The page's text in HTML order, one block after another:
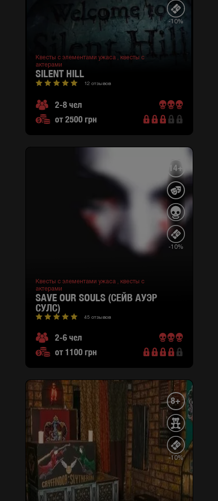
-10%
Квесты с элементами ужаса ,
квесты с
актерами
SILENT HILL
12 отзывов
2-8 чел
от 2500 грн
14+
-10%
Квесты с элементами ужаса ,
квесты с
актерами
SAVE OUR SOULS (СЕЙВ АУЭР
СУЛС)
45 отзывов
2-6 чел
от 1100 грн
8+
-10%